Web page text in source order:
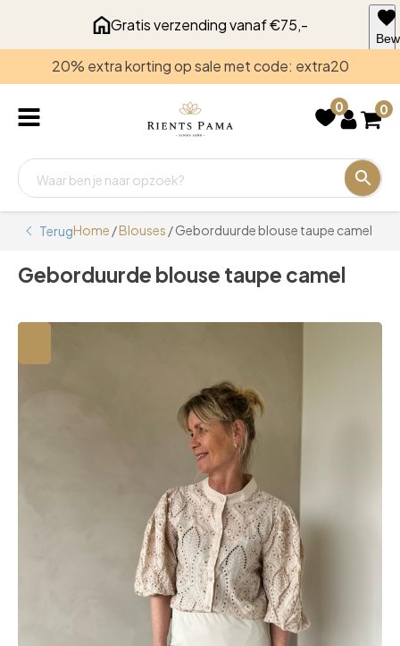
Gratis verzending vanaf €75,-
20% extra korting op sale met code: extra20
0 0
TerugHome /Blouses / Geborduurde blouse taupe camel
Geborduurde blouse taupe camel
voor